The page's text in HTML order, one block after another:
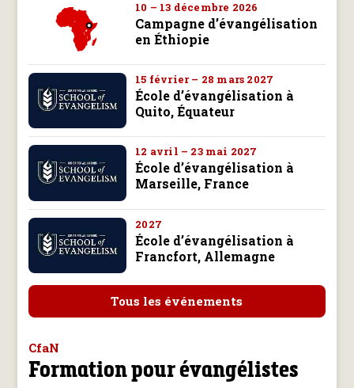
10 – 13 décembre 2026
Campagne d’évangélisation
en Éthiopie
15 février – 28 mars 2027
École d’évangélisation à
Quito, Équateur
12 avril – 23 mai 2027
École d’évangélisation à
Marseille, France
2027
École d’évangélisation à
Francfort, Allemagne
Tous les événements
CfaN
Formation pour évangélistes